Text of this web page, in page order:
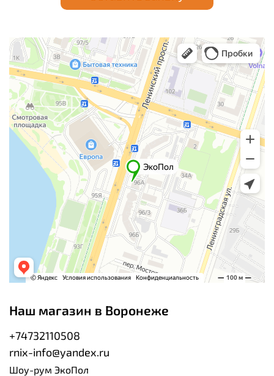
Наш магазин в Воронеже
+74732110508
rnix-info@yandex.ru
Шоу-рум ЭкоПол